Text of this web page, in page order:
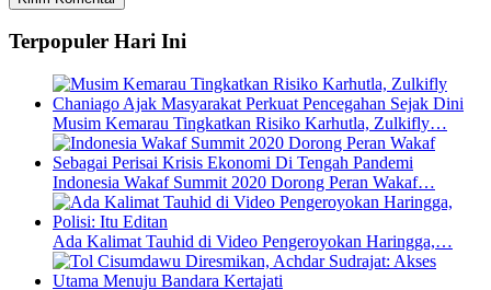
Terpopuler Hari Ini
Musim Kemarau Tingkatkan Risiko Karhutla, Zulkifly…
Indonesia Wakaf Summit 2020 Dorong Peran Wakaf…
Ada Kalimat Tauhid di Video Pengeroyokan Haringga,…